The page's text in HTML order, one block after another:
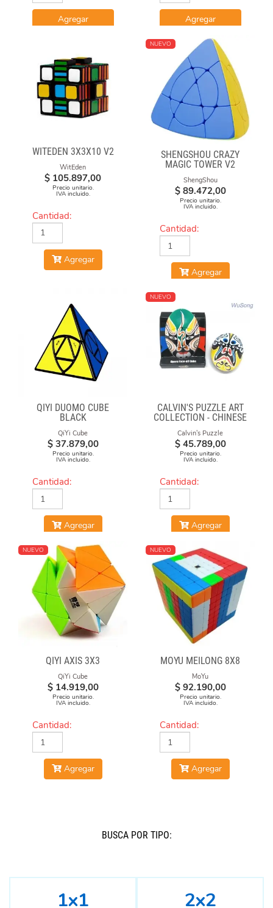
Agregar Agregar
WITEDEN 3X3X10 V2
WitEden
$ 105.897,00
Precio unitario.
IVA incluido.
Cantidad:
Agregar
NUEVO
SHENGSHOU CRAZY
MAGIC TOWER V2
ShengShou
$ 89.472,00
Precio unitario.
IVA incluido.
Cantidad:
Agregar
QIYI DUOMO CUBE
BLACK
QiYi Cube
$ 37.879,00
Precio unitario.
IVA incluido.
Cantidad:
Agregar
NUEVO
CALVIN'S PUZZLE ART
COLLECTION - CHINESE
OPERA FACE-OFF CUBE
(GREEN & YELLOW
MASKS)
Calvin's Puzzle
$ 45.789,00
Precio unitario.
IVA incluido.
Cantidad:
Agregar
NUEVO
QIYI AXIS 3X3
QiYi Cube
$ 14.919,00
Precio unitario.
IVA incluido.
Cantidad:
Agregar
NUEVO
MOYU MEILONG 8X8
MoYu
$ 92.190,00
Precio unitario.
IVA incluido.
Cantidad:
Agregar
BUSCÁ POR TIPO:
1x1 2x2